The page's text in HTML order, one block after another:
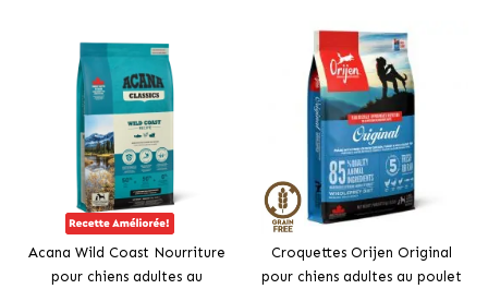
Acana Wild Coast Nourriture
pour chiens adultes au
Croquettes Orijen Original
pour chiens adultes au poulet